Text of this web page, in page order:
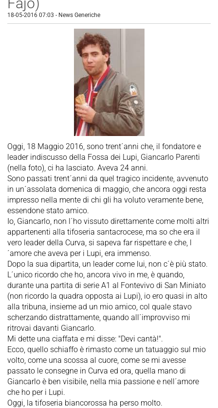
18-05-2016 07:03 - News Generiche
Oggi, 18 Maggio 2016, sono trent´anni che, il fondatore e
leader indiscusso della Fossa dei Lupi, Giancarlo Parenti
(nella foto), ci ha lasciato. Aveva 24 anni.
Sono passati trent´anni da quel tragico incidente, avvenuto
in un´assolata domenica di maggio, che ancora oggi resta
impresso nella mente di chi gli ha voluto veramente bene,
essendone stato amico.
Io, Giancarlo, non l´ho vissuto direttamente come molti altri
appartenenti alla tifoseria santacrocese, ma so che era il
vero leader della Curva, si sapeva far rispettare e che, l
´amore che aveva per i Lupi, era immenso.
Dopo la sua dipartita, un leader come lui, non c´è più stato.
L´unico ricordo che ho, ancora vivo in me, è quando,
durante una partita di serie A1 al Fontevivo di San Miniato
(non ricordo la quadra opposta ai Lupi), io ero quasi in alto
alla tribuna, insieme ad un mio amico, col quale stavo
scherzando distrattamente, quando all´improvviso mi
ritrovai davanti Giancarlo.
Mi dette una ciaffata e mi disse: "Devi cantà!".
Ecco, quello schiaffo è rimasto come un tatuaggio sul mio
volto, come una scossa al cuore, come se mi avesse
passato le consegne in Curva ed ora, quella mano di
Giancarlo è ben visibile, nella mia passione e nell´amore
che ho per i Lupi.
Oggi, la tifoseria biancorossa ha perso molto.